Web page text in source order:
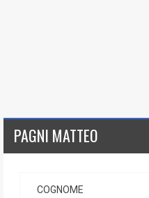
PAGNI MATTEO
COGNOME